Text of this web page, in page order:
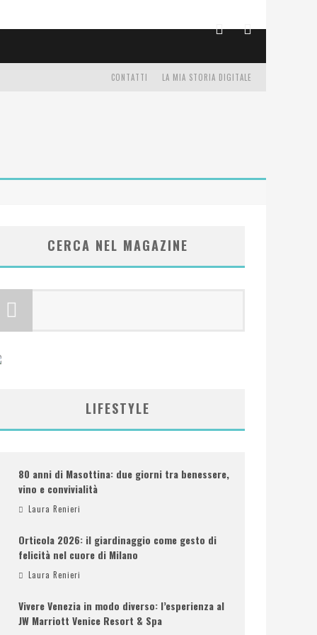
LA MIA STORIA DIGITALE
CONTATTI
CERCA NEL MAGAZINE
LIFESTYLE
80 anni di Masottina: due giorni tra benessere,
vino e convivialità
Laura Renieri
Orticola 2026: il giardinaggio come gesto di
felicità nel cuore di Milano
Laura Renieri
Vivere Venezia in modo diverso: l’esperienza al
JW Marriott Venice Resort & Spa